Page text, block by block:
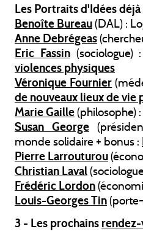
Les Portraits d'Idées déjà
Benoîte Bureau(DAL) :
Anne Debrégeas
Eric Fassin(sociologue)
violences physiques
Véronique Fournier
de nouveaux lieux de vie
Marie Gaille(philosophe)
Susan George
monde solidaire + bonus :
Pierre Larrouturou
Christian Laval
Frédéric Lordon
Louis-Georges Tin
3 - Les prochains